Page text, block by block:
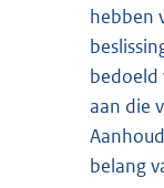
hebben
bedoeld
aan die
belang